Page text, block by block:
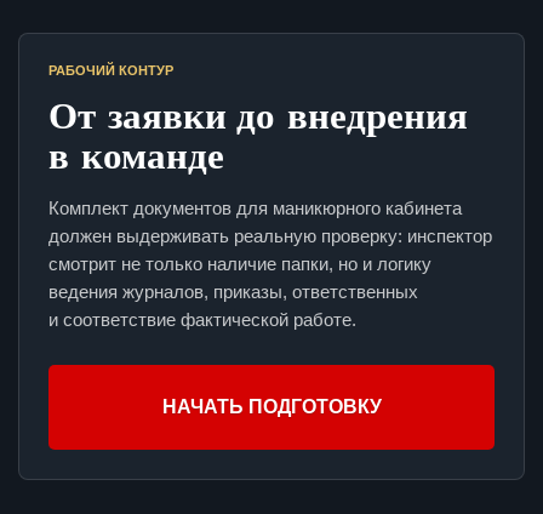
РАБОЧИЙ КОНТУР
От заявки до внедрения
в команде
Комплект документов для маникюрного кабинета
должен выдерживать реальную проверку: инспектор
смотрит не только наличие папки, но и логику
ведения журналов, приказы, ответственных
и соответствие фактической работе.
НАЧАТЬ ПОДГОТОВКУ